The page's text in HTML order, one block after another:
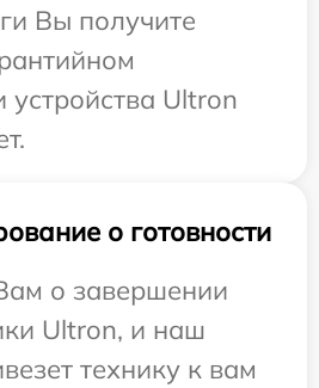
Вы получите
Ultron
о готовности
о завершении
Ultron, и наш
технику к вам